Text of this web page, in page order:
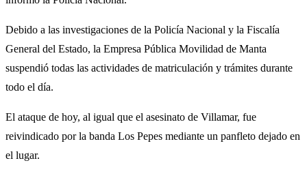
Debido a las investigaciones de la Policía Nacional y la Fiscalía
General del Estado, la Empresa Pública Movilidad de Manta
suspendió todas las actividades de matriculación y trámites durante
todo el día.
El ataque de hoy, al igual que el asesinato de Villamar, fue
reivindicado por la banda Los Pepes mediante un panfleto dejado en
el lugar.